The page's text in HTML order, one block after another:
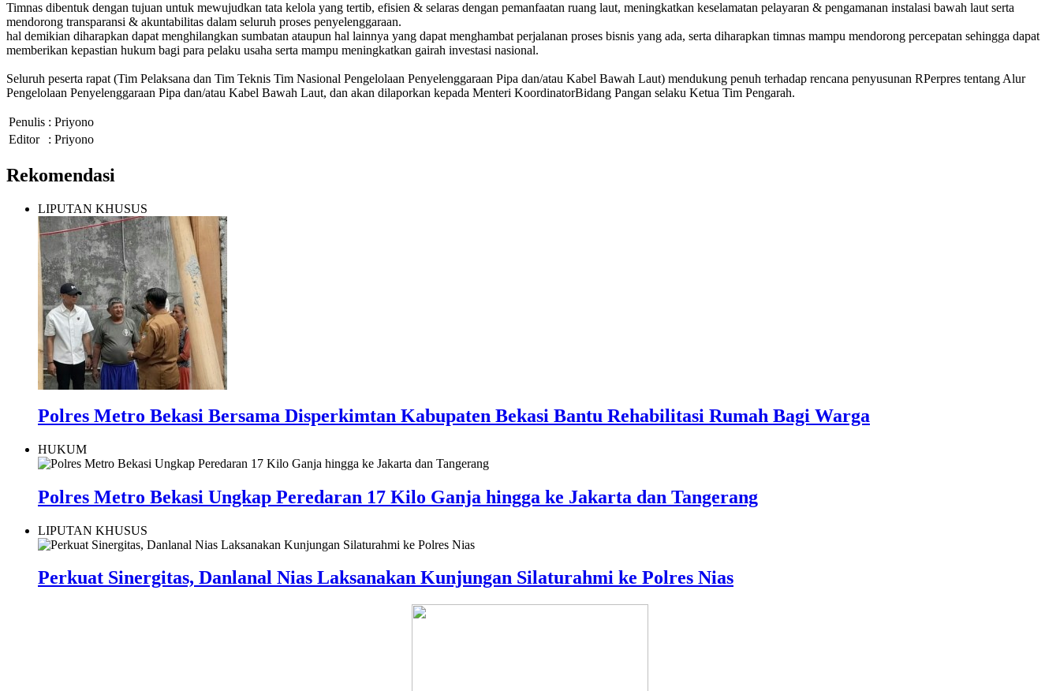
Timnas dibentuk dengan tujuan untuk mewujudkan tata kelola yang tertib, efisien & selaras dengan pemanfaatan ruang laut, meningkatkan keselamatan pelayaran & pengamanan instalasi bawah laut serta
mendorong transparansi & akuntabilitas dalam seluruh proses penyelenggaraan.
hal demikian diharapkan dapat menghilangkan sumbatan ataupun hal lainnya yang dapat menghambat perjalanan proses bisnis yang ada, serta diharapkan timnas mampu mendorong percepatan sehingga dapat
memberikan kepastian hukum bagi para pelaku usaha serta mampu meningkatkan gairah investasi nasional.
Seluruh peserta rapat (Tim Pelaksana dan Tim Teknis Tim Nasional Pengelolaan Penyelenggaraan Pipa dan/atau Kabel Bawah Laut) mendukung penuh terhadap rencana penyusunan RPerpres tentang Alur
Pengelolaan Penyelenggaraan Pipa dan/atau Kabel Bawah Laut, dan akan dilaporkan kepada Menteri KoordinatorBidang Pangan selaku Ketua Tim Pengarah.
Penulis : Priyono
Editor
: Priyono
Rekomendasi
LIPUTAN KHUSUS
Polres Metro Bekasi Bersama Disperkimtan Kabupaten Bekasi Bantu Rehabilitasi Rumah Bagi Warga
HUKUM
Polres Metro Bekasi Ungkap Peredaran 17 Kilo Ganja hingga ke Jakarta dan Tangerang
LIPUTAN KHUSUS
Perkuat Sinergitas, Danlanal Nias Laksanakan Kunjungan Silaturahmi ke Polres Nias